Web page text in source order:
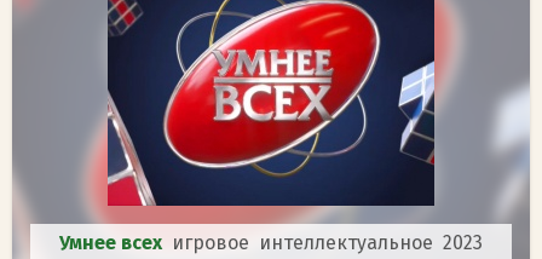
Умнее всех игровое интеллектуальное 2023